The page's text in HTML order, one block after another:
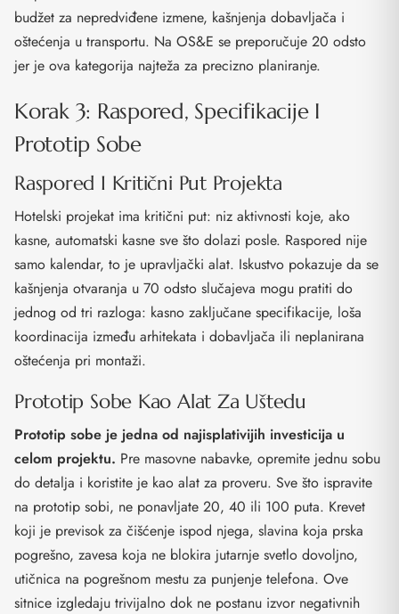
budžet za nepredviđene izmene, kašnjenja dobavljača i
oštećenja u transportu. Na OS&E se preporučuje 20 odsto
jer je ova kategorija najteža za precizno planiranje.
Korak 3: Raspored, Specifikacije I
Prototip Sobe
Raspored I Kritični Put Projekta
Hotelski projekat ima kritični put: niz aktivnosti koje, ako
kasne, automatski kasne sve što dolazi posle. Raspored nije
samo kalendar, to je upravljački alat. Iskustvo pokazuje da se
kašnjenja otvaranja u 70 odsto slučajeva mogu pratiti do
jednog od tri razloga: kasno zaključane specifikacije, loša
koordinacija između arhitekata i dobavljača ili neplanirana
oštećenja pri montaži.
Prototip Sobe Kao Alat Za Uštedu
Prototip sobe je jedna od najisplativijih investicija u
celom projektu. Pre masovne nabavke, opremite jednu sobu
do detalja i koristite je kao alat za proveru. Sve što ispravite
na prototip sobi, ne ponavljate 20, 40 ili 100 puta. Krevet
koji je previsok za čišćenje ispod njega, slavina koja prska
pogrešno, zavesa koja ne blokira jutarnje svetlo dovoljno,
utičnica na pogrešnom mestu za punjenje telefona. Ove
sitnice izgledaju trivijalno dok ne postanu izvor negativnih